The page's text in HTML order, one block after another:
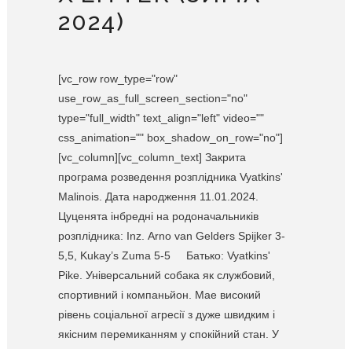
2024)
[vc_row row_type="row"
use_row_as_full_screen_section="no"
type="full_width" text_align="left" video=""
css_animation="" box_shadow_on_row="no"]
[vc_column][vc_column_text] Закрита
програма розведення розплідника Vyatkins'
Malinois. Дата народження 11.01.2024.
Цуценята інбредні на родоначальників
розплідника: Inz. Arno van Gelders Spijker 3-
5,5, Kukay’s Zuma 5-5 Батько: Vyatkins'
Pike. Універсальний собака як службовий,
спортивний і компаньйон. Мае високий
рівень соціальної агресії з дуже швидким і
якісним перемиканням у спокійний стан. У